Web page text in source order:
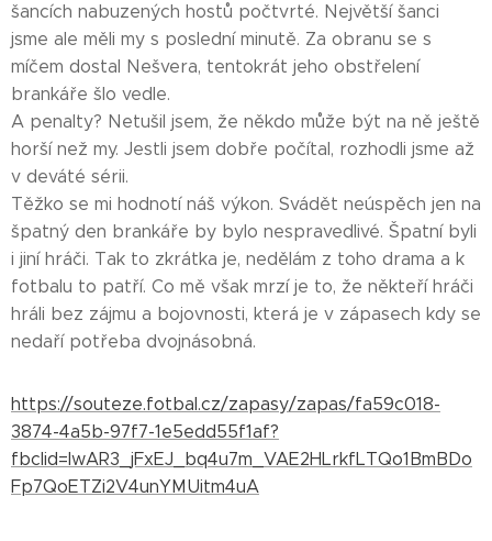
šancích nabuzených hostů počtvrté. Největší šanci
jsme ale měli my s poslední minutě. Za obranu se s
míčem dostal Nešvera, tentokrát jeho obstřelení
brankáře šlo vedle.
A penalty? Netušil jsem, že někdo může být na ně ještě
horší než my. Jestli jsem dobře počítal, rozhodli jsme až
v deváté sérii.
Těžko se mi hodnotí náš výkon. Svádět neúspěch jen na
špatný den brankáře by bylo nespravedlivé. Špatní byli
i jiní hráči. Tak to zkrátka je, nedělám z toho drama a k
fotbalu to patří. Co mě však mrzí je to, že někteří hráči
hráli bez zájmu a bojovnosti, která je v zápasech kdy se
nedaří potřeba dvojnásobná.
https://souteze.fotbal.cz/zapasy/zapas/fa59c018-
3874-4a5b-97f7-1e5edd55f1af?
fbclid=IwAR3_jFxEJ_bq4u7m_VAE2HLrkfLTQo1BmBDo
Fp7QoETZi2V4unYMUitm4uA